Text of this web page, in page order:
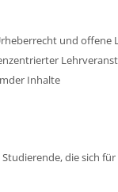
und offene
Inhalte
die sich für